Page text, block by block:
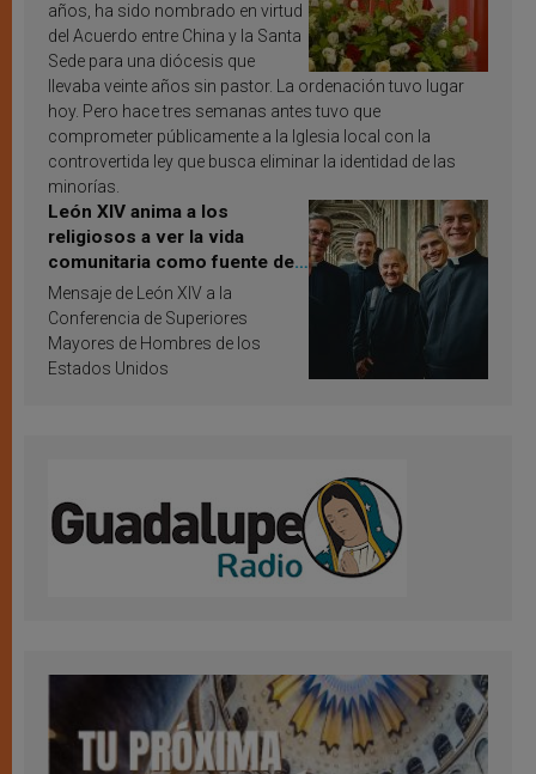
años, ha sido nombrado en virtud
del Acuerdo entre China y la Santa
Sede para una diócesis que
llevaba veinte años sin pastor. La ordenación tuvo lugar
hoy. Pero hace tres semanas antes tuvo que
comprometer públicamente a la Iglesia local con la
controvertida ley que busca eliminar la identidad de las
minorías.
León XIV anima a los
religiosos a ver la vida
comunitaria como fuente de
inspiración y santificación
Mensaje de León XIV a la
Conferencia de Superiores
Mayores de Hombres de los
Estados Unidos